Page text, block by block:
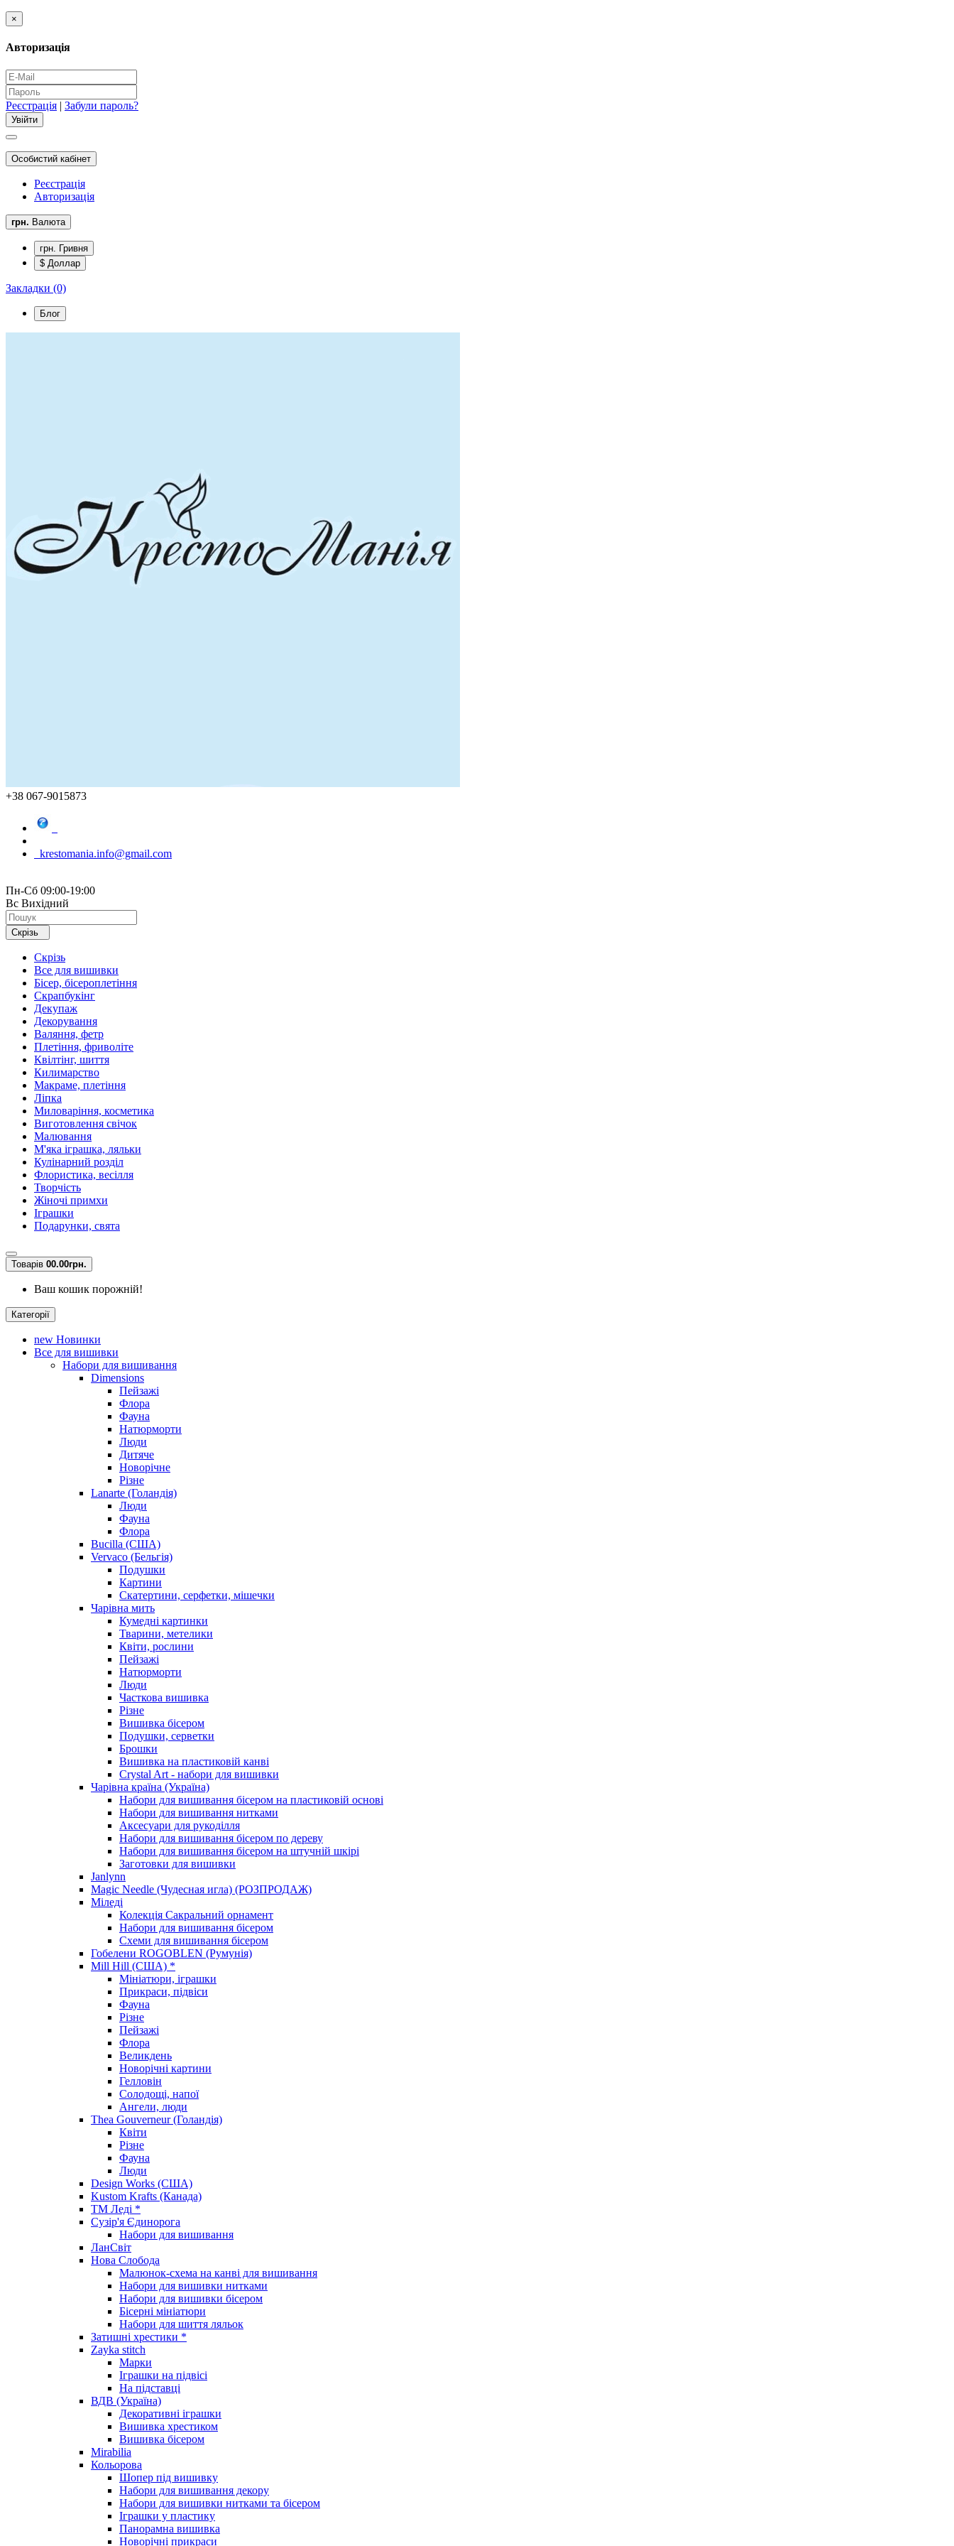
×
Авторизація
Реєстрація | Забули пароль?
Особистий кабінет
Реєстрація
Авторизація
грн. Валюта
грн. Гривня
$ Доллар
Закладки (0)
Блог
+38 067-9015873
krestomania.info@gmail.com
Пн-Сб 09:00-19:00
Вс Вихідний
Скрізь
Скрізь
Все для вишивки
Бісер, бісероплетіння
Скрапбукінг
Декупаж
Декорування
Валяння, фетр
Плетіння, фриволіте
Квілтінг, шиття
Килимарство
Макраме, плетіння
Ліпка
Миловаріння, косметика
Виготовлення свічок
Малювання
М'яка іграшка, ляльки
Кулінарний розділ
Флористика, весілля
Творчість
Жіночі примхи
Іграшки
Подарунки, свята
Товарів 00.00грн.
Ваш кошик порожній!
Категорії
new Новинки
Все для вишивки
Набори для вишивання
Dimensions
Пейзажі
Флора
Фауна
Натюрморти
Люди
Дитяче
Новорічне
Різне
Lanarte (Голандія)
Люди
Фауна
Флора
Bucilla (США)
Vervaco (Бельгія)
Подушки
Картини
Скатертини, серфетки, мішечки
Чарiвна мить
Кумедні картинки
Тварини, метелики
Квіти, рослини
Пейзажі
Натюрморти
Люди
Часткова вишивка
Різне
Вишивка бісером
Подушки, серветки
Брошки
Вишивка на пластиковій канві
Crystal Art - набори для вишивки
Чарівна країна (Україна)
Набори для вишивання бісером на пластиковій основі
Набори для вишивання нитками
Аксесуари для рукоділля
Набори для вишивання бісером по дереву
Набори для вишивання бісером на штучній шкірі
Заготовки для вишивки
Janlynn
Magic Needle (Чудесная игла) (РОЗПРОДАЖ)
Міледі
Колекція Сакральний орнамент
Набори для вишивання бісером
Схеми для вишивання бісером
Гобелени ROGOBLEN (Румунія)
Mill Hill (США) *
Мініатюри, іграшки
Прикраси, підвіси
Фауна
Різне
Пейзажі
Флора
Великдень
Новорічні картини
Гелловін
Солодощі, напої
Ангели, люди
Thea Gouverneur (Голандія)
Квіти
Різне
Фауна
Люди
Design Works (США)
Kustom Krafts (Канада)
ТМ Леді *
Сузір'я Єдинорога
Набори для вишивання
ЛанСвіт
Нова Слобода
Малюнок-схема на канві для вишивання
Набори для вишивки нитками
Набори для вишивки бісером
Бісерні мініатюри
Набори для шиття ляльок
Затишні хрестики *
Zayka stitch
Марки
Іграшки на підвісі
На підставці
ВДВ (Україна)
Декоративні іграшки
Вишивка хрестиком
Вишивка бісером
Mirabilia
Кольорова
Шопер під вишивку
Набори для вишивання декору
Набори для вишивки нитками та бісером
Іграшки у пластику
Панорамна вишивка
Новорічні прикраси